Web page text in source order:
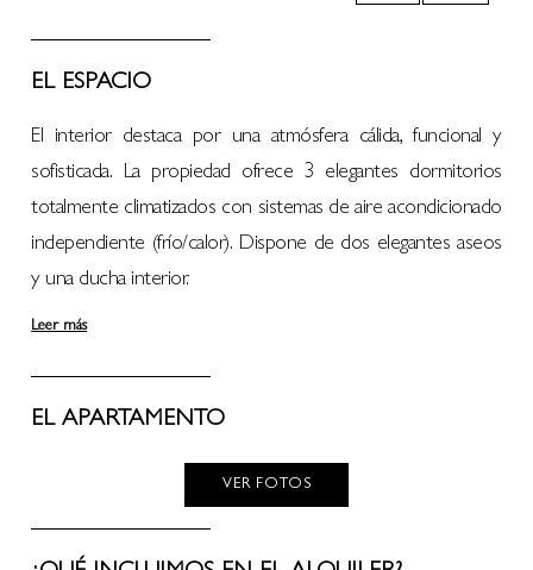
EL ESPACIO
El interior destaca por una atmósfera cálida, funcional y
sofisticada. La propiedad ofrece 3 elegantes dormitorios
totalmente climatizados con sistemas de aire acondicionado
independiente (frío/calor). Dispone de dos elegantes aseos
y una ducha interior.
Leer más
EL APARTAMENTO
VER FOTOS